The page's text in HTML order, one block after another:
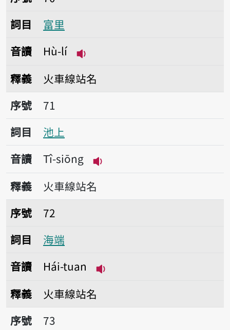
詞目
富里
音讀
Hù-lí
釋義
火車線站名
序號71池上
序號
71
詞目
池上
音讀
Tî-siōng
播放音讀Tî-siōng
釋義
火車線站名
序號72海端
序號
72
詞目
海端
音讀
Hái-tuan
釋義
火車線站名
序號73關山
序號
73